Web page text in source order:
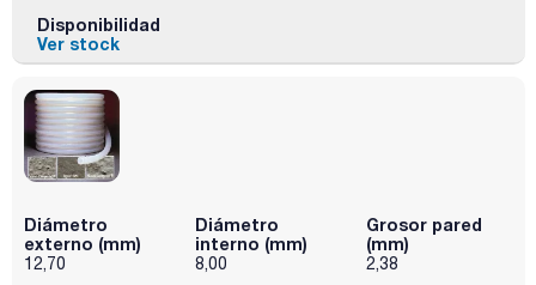
Disponibilidad
Ver stock
Diámetro
externo (mm)
12,70
Diámetro
interno (mm)
8,00
Grosor pared
(mm)
2,38